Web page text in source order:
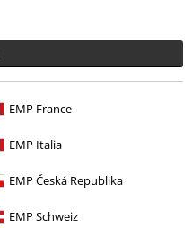
EMP France
EMP Italia
EMP Česká Republika
EMP Schweiz